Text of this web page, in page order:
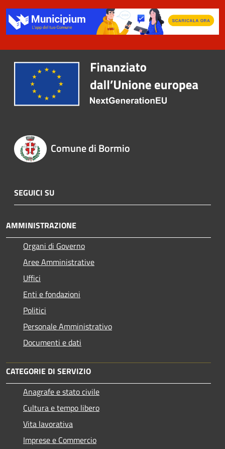
Comune di Bormio
SEGUICI SU
AMMINISTRAZIONE
Organi di Governo
Aree Amministrative
Uffici
Enti e fondazioni
Politici
Personale Amministrativo
Documenti e dati
CATEGORIE DI SERVIZIO
Anagrafe e stato civile
Cultura e tempo libero
Vita lavorativa
Imprese e Commercio